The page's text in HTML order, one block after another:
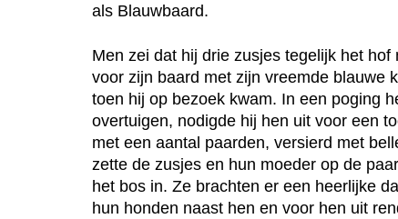
als Blauwbaard.
Men zei dat hij drie zusjes tegelijk het
voor zijn baard met zijn vreemde blauwe
toen hij op bezoek kwam. In een poging
overtuigen, nodigde hij hen uit voor een
met een aantal paarden, versierd met
zette de zusjes en hun moeder op de
het bos in. Ze brachten er een heerlijke
hun honden naast hen en voor hen uit